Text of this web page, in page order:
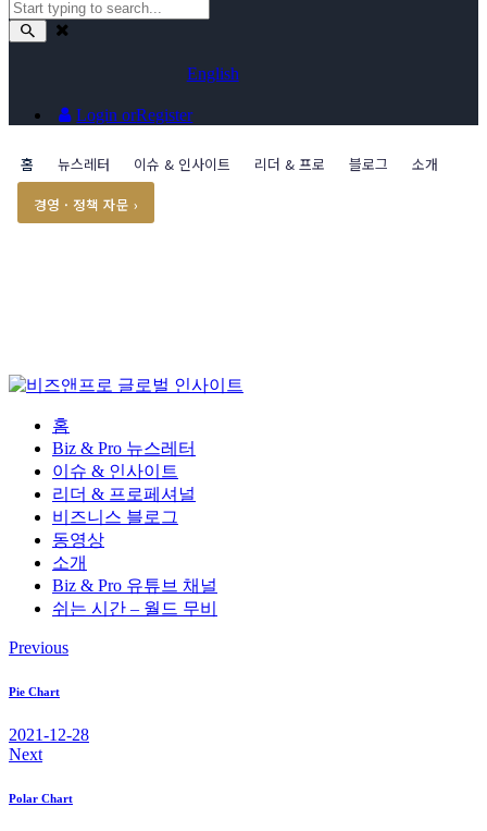
English
Login orRegister
홈 뉴스레터 이슈 & 인사이트 리더 & 프로 블로그
소개
경영 · 정책 자문 ›
홈
Biz & Pro 뉴스레터
이슈 & 인사이트
리더 & 프로페셔널
비즈니스 블로그
동영상
소개
Biz & Pro 유튜브 채널
쉬는 시간 – 월드 무비
글
탐
색
Previous
Pie Chart
2021-12-28
Next
Polar Chart